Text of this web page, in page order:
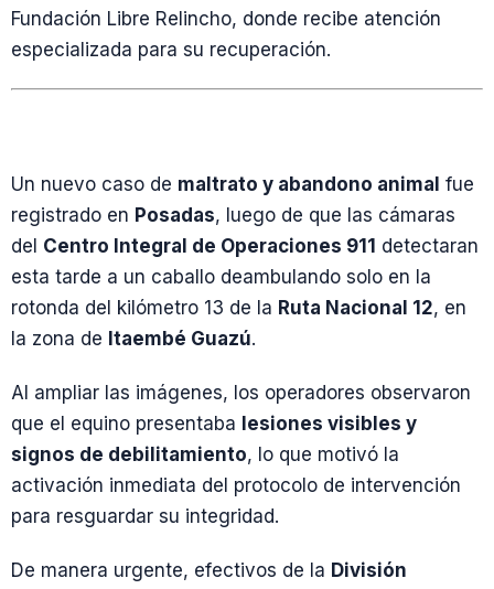
Fundación Libre Relincho, donde recibe atención
especializada para su recuperación.
Un nuevo caso de maltrato y abandono animal fue
registrado en Posadas, luego de que las cámaras
del Centro Integral de Operaciones 911 detectaran
esta tarde a un caballo deambulando solo en la
rotonda del kilómetro 13 de la Ruta Nacional 12, en
la zona de Itaembé Guazú.
Al ampliar las imágenes, los operadores observaron
que el equino presentaba lesiones visibles y
signos de debilitamiento, lo que motivó la
activación inmediata del protocolo de intervención
para resguardar su integridad.
De manera urgente, efectivos de la División